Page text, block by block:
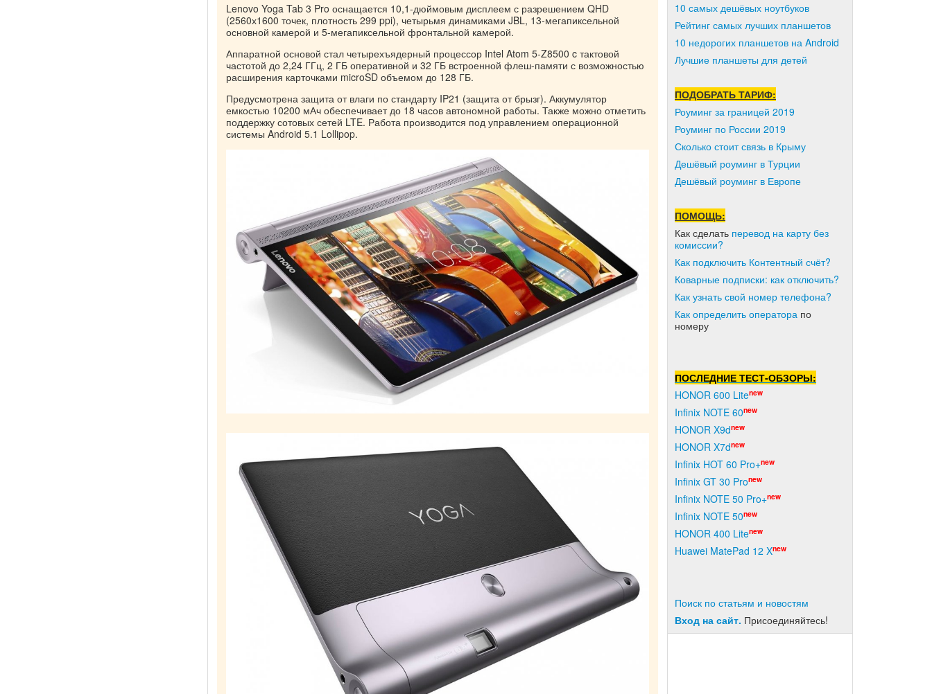
Lenovo Yoga Tab 3 Pro оснащается 10,1-дюймовым дисплеем с разрешением QHD
(2560х1600 точек, плотность 299 ppi), четырьмя динамиками JBL, 13-мегапиксельной
основной камерой и 5-мегапиксельной фронтальной камерой.
Аппаратной основой стал четырехъядерный процессор Intel Atom 5-Z8500 c тактовой
частотой до 2,24 ГГц, 2 ГБ оперативной и 32 ГБ встроенной флеш-памяти с возможностью
расширения карточками microSD объемом до 128 ГБ.
Предусмотрена защита от влаги по стандарту IP21 (защита от брызг). Аккумулятор
емкостью 10200 мАч обеспечивает до 18 часов автономной работы. Также можно отметить
поддержку сотовых сетей LTE. Работа производится под управлением операционной
системы Android 5.1 Lollipop.
10 самых дешёвых ноутбуков
Рейтинг самых лучших планшетов
10 недорогих планшетов на Android
Лучшие планшеты для детей
ПОДОБРАТЬ ТАРИФ:
Роуминг за границей 2019
Роуминг по России 2019
Сколько стоит связь в Крыму
Дешёвый роуминг в Турции
Дешёвый роуминг в Европе
ПОМОЩЬ:
Как сделать перевод на карту без
комиссии?
Как подключить Контентный счёт?
Коварные подписки: как отключить?
Как узнать свой номер телефона?
Как определить оператора по
номеру
ПОСЛЕДНИЕ ТЕСТ-ОБЗОРЫ:
HONOR 600 Litenew
Infinix NOTE 60new
HONOR X9dnew
HONOR X7dnew
Infinix HOT 60 Pro+new
Infinix GT 30 Pronew
Infinix NOTE 50 Pro+new
Infinix NOTE 50new
HONOR 400 Litenew
Huawei MatePad 12 Xnew
Поиск по статьям и новостям
Вход на сайт. Присоединяйтесь!